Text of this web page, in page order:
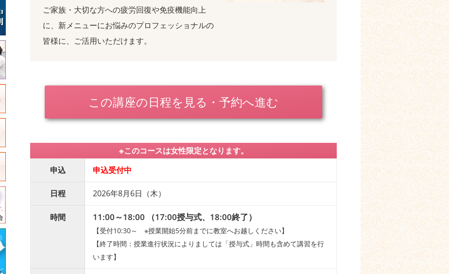
ご家族・大切な方への疲労回復や免疫機能向上
に、新メニューにお悩みのプロフェッショナルの
皆様に、ご活用いただけます。
この講座の日程を見る・予約へ進む
※このコースは女性限定となります。
申込
申込受付中
日程 2026年8月6日（木）
時間 11:00～18:00 （17:00授与式、18:00終了）
【受付10:30～ ※授業開始5分前までに教室へお越しください】
【終了時間：授業進行状況によりましては「授与式」時間も含めて講習を行
います】